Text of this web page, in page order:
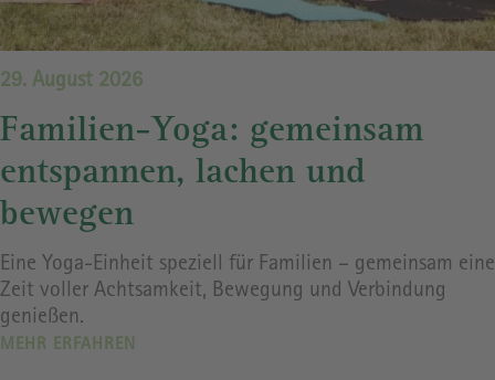
29. August 2026
Familien-Yoga: gemeinsam
entspannen, lachen und
bewegen
Eine Yoga-Einheit speziell für Familien – gemeinsam eine
Zeit voller Achtsamkeit, Bewegung und Verbindung
genießen.
MEHR ERFAHREN